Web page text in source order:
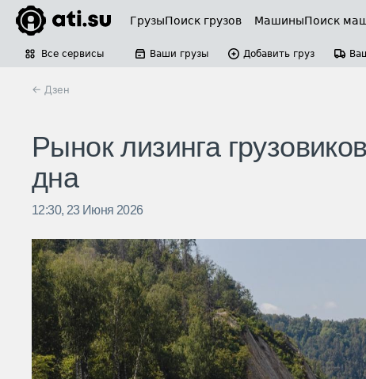
ГрузыПоиск грузов МашиныПоиск
Все сервисы Ваши грузы Добавить груз
← Дзен
Рынок лизинга
дна
12:30, 23 Июня 2026